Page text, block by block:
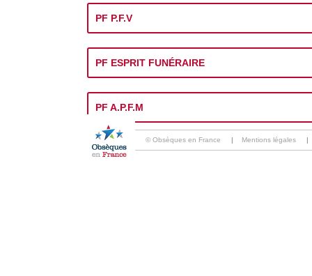
PF P.F.V
PF ESPRIT FUNÉRAIRE
PF A.P.F.M
© Obsèques en France | Mentions légales |